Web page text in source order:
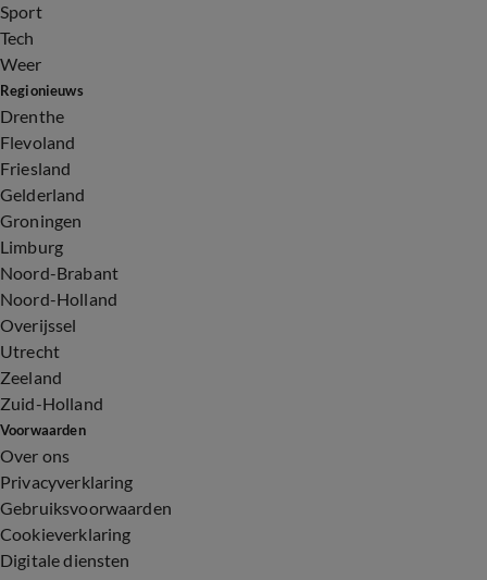
Sport
Tech
Weer
Regionieuws
Drenthe
Flevoland
Friesland
Gelderland
Groningen
Limburg
Noord-Brabant
Noord-Holland
Overijssel
Utrecht
Zeeland
Zuid-Holland
Voorwaarden
Over ons
Privacyverklaring
Gebruiksvoorwaarden
Cookieverklaring
Digitale diensten